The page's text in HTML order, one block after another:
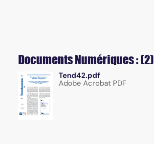
Documents Numériques : (2)
Tend42.pdf
Adobe Acrobat PDF